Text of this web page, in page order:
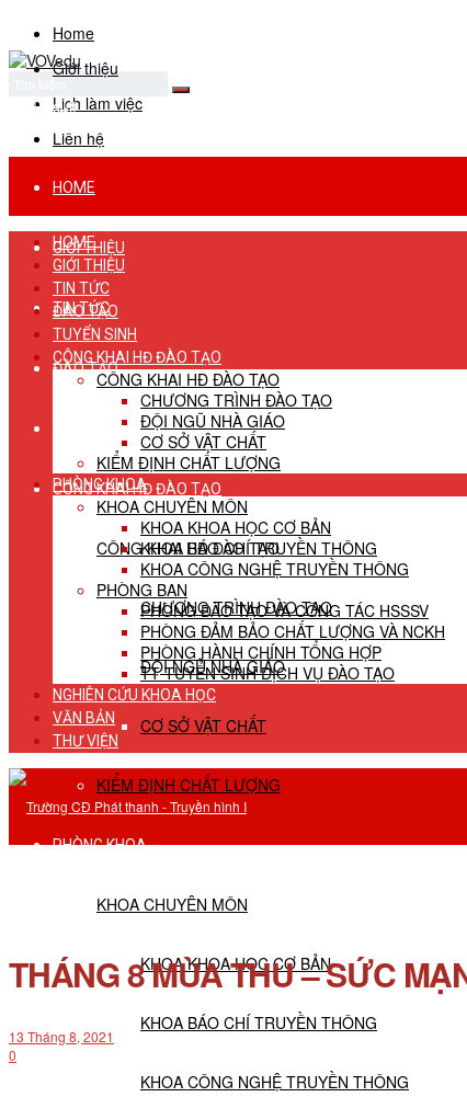
Home
Giới thiệu
Lịch làm việc
Liên hệ
No Result
View All Result
HOME
GIỚI THIỆU
TIN TỨC
ĐÀO TẠO
TUYỂN SINH
CÔNG KHAI HĐ ĐÀO TẠO
CÔNG KHAI HĐ ĐÀO TẠO
CHƯƠNG TRÌNH ĐÀO TẠO
ĐỘI NGŨ NHÀ GIÁO
CƠ SỞ VẬT CHẤT
KIỂM ĐỊNH CHẤT LƯỢNG
PHÒNG KHOA
KHOA CHUYÊN MÔN
KHOA KHOA HỌC CƠ BẢN
KHOA BÁO CHÍ TRUYỀN THÔNG
KHOA CÔNG NGHỆ TRUYỀN THÔNG
HOME
GIỚI THIỆU
TIN TỨC
ĐÀO TẠO
TUYỂN SINH
CÔNG KHAI HĐ ĐÀO TẠO
CÔNG KHAI HĐ ĐÀO TẠO
CHƯƠNG TRÌNH ĐÀO TẠO
ĐỘI NGŨ NHÀ GIÁO
CƠ SỞ VẬT CHẤT
KIỂM ĐỊNH CHẤT LƯỢNG
PHÒNG KHOA
KHOA CHUYÊN MÔN
KHOA KHOA HỌC CƠ BẢN
KHOA BÁO CHÍ TRUYỀN THÔNG
KHOA CÔNG NGHỆ TRUYỀN THÔNG
PHÒNG BAN
PHÒNG ĐÀO TẠO VÀ CÔNG TÁC HSSSV
PHÒNG ĐẢM BẢO CHẤT LƯỢNG VÀ NCKH
PHÒNG HÀNH CHÍNH TỔNG HỢP
TT TUYỂN SINH DỊCH VỤ ĐÀO TẠO
NGHIÊN CỨU KHOA HỌC
VĂN BẢN
THƯ VIỆN
THÁNG 8 MÙA THU – SỨC
13 Tháng 8, 2021
0